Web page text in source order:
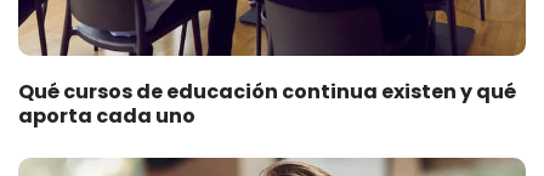
Qué cursos de educación continua existen y qué
aporta cada uno